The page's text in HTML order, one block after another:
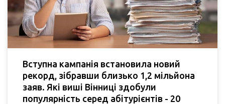
Вступна кампанія встановила новий
рекорд, зібравши близько 1,2 мільйона
заяв. Які виші Вінниці здобули
популярність серед абітурієнтів - 20